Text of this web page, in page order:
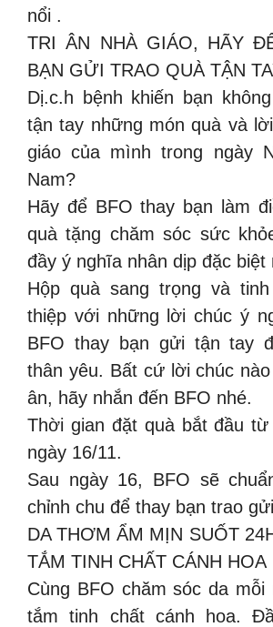
nổi .
TRI ÂN NHÀ GIÁO, HÃY
BẠN GỬI TRAO QUÀ TẬN
Dị.c.h bệnh khiến bạn
tận tay những món quà và
giáo của mình trong ngày
Nam?
Hãy để BFO thay bạn làm
quà tặng chăm sóc sức
đầy ý nghĩa nhân dịp đặc biệt
Hộp quà sang trọng và
thiệp với những lời chúc ý
BFO thay bạn gửi tận tay
thân yêu. Bất cứ lời chúc
ân, hãy nhắn đến BFO nhé.
Thời gian đặt quà bắt đầu
ngày 16/11.
Sau ngày 16, BFO sẽ
chỉnh chu để thay bạn trao
DA THƠM ẨM MỊN SUỐT
TẮM TINH CHẤT CÁNH HOA
Cùng BFO chăm sóc da
tắm tinh chất cánh hoa.